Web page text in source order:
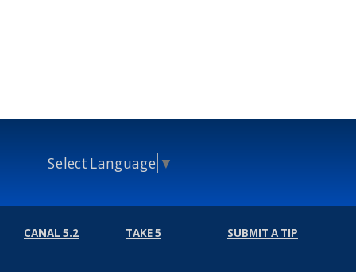
Select Language ▼
CANAL 5.2 TAKE 5 SUBMIT A TIP